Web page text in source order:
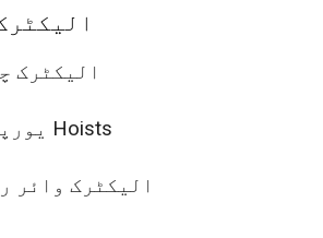
الیکٹرک
یورپی قسم الیکٹرک Hoists
الیکٹرک وائر